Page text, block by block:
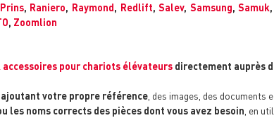
Prins, Raniero, Raymond, Redlift,Salev, Samsung,Samuk,
, Zoomlion
accessoires pour chariots élévateurs directement auprès
votre propre référence , des images, des documents
les noms corrects des pièces dont vous avez besoin , en